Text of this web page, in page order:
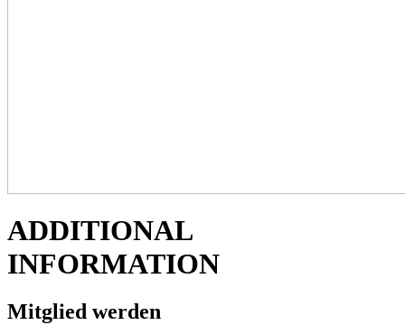
ADDITIONAL
INFORMATION
Mitglied werden